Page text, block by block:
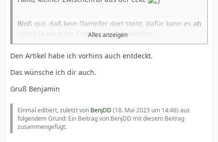
Bloß gut, daß kein Dampfer dort steht, dafür kann es ab
sofort ja auch für Events genutzt werden...
https://www.tag24.de/amp/dresden/lo…mgebung-
So, vielen Dank
Schönen Feiertag
Alles anzeigen
Den Artikel habe ich vorhins auch entdeckt.
Das wünsche ich dir auch.
Gruß Benjamin
Einmal editiert, zuletzt von BenjDD (18. Mai 2023 um 14:46) aus
folgendem Grund: Ein Beitrag von BenjDD mit diesem Beitrag
zusammengefügt.